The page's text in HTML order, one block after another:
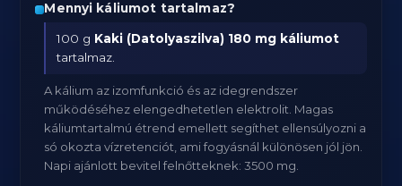
Mennyi káliumot tartalmaz?
100 g Kaki (Datolyaszilva) 180 mg káliumot
tartalmaz.
A kálium az izomfunkció és az idegrendszer
működéséhez elengedhetetlen elektrolit. Magas
káliumtartalmú étrend emellett segíthet ellensúlyozni a
só okozta vízretenciót, ami fogyásnál különösen jól jön.
Napi ajánlott bevitel felnőtteknek: 3500 mg.